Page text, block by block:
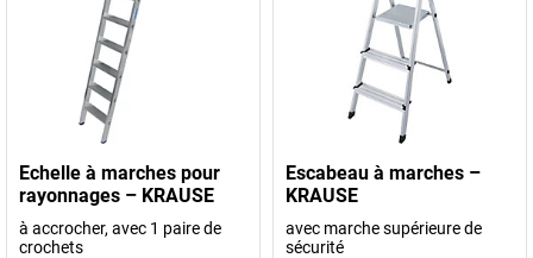
Echelle à marches pour
rayonnages – KRAUSE
à accrocher, avec 1 paire de
crochets
Escabeau à marches –
KRAUSE
avec marche supérieure de
sécurité